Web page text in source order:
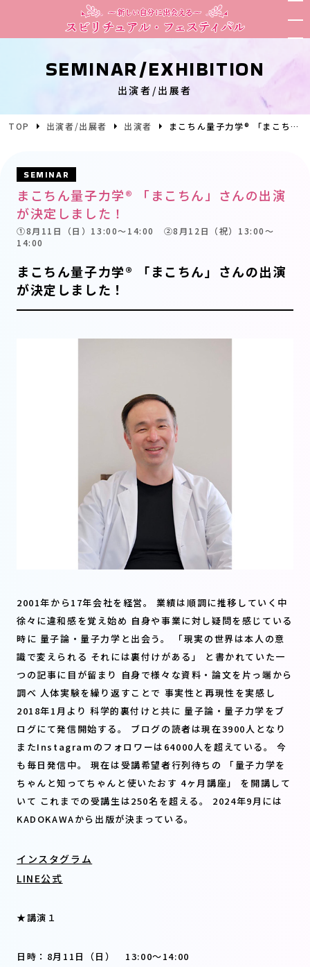
SEMINAR/EXHIBITION
出演者/出展者
TOP 出演者/出展者 出演者 まこちん量子力学® 「まこちん」さんの出演が決定しました！
SEMINAR
まこちん量子力学® 「まこちん」さんの出演
が決定しました！
①8月11日（日）13:00〜14:00 ②8月12日（祝）13:00〜
14:00
まこちん量子力学® 「まこちん」さんの出演
が決定しました！
2001年から17年会社を経営。 業績は順調に推移していく中
徐々に違和感を覚え始め 自身や事業に対し疑問を感じている
時に 量子論・量子力学と出会う。 「現実の世界は本人の意
識で変えられる それには裏付けがある」 と書かれていた一
つの記事に目が留まり 自身で様々な資料・論文を片っ端から
調べ 人体実験を繰り返すことで 事実性と再現性を実感し
2018年1月より 科学的裏付けと共に 量子論・量子力学をブ
ログにて発信開始する。 ブログの読者は現在3900人となり
またInstagramのフォロワーは64000人を超えている。 今
も毎日発信中。 現在は受講希望者行列待ちの 「量子力学を
ちゃんと知ってちゃんと使いたおす 4ヶ月講座」 を開講して
いて これまでの受講生は250名を超える。 2024年9月には
KADOKAWAから出版が決まっている。
インスタグラム
LINE公式
★講演１
日時：8月11日（日） 13:00〜14:00